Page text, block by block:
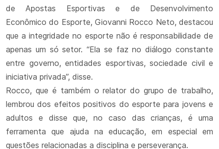
de Apostas Esportivas e de Desenvolvimento
Econômico do Esporte, Giovanni Rocco Neto, destacou
que a integridade no esporte não é responsabilidade de
apenas um só setor. “Ela se faz no diálogo constante
entre governo, entidades esportivas, sociedade civil e
iniciativa privada”, disse.
Rocco, que é também o relator do grupo de trabalho,
lembrou dos efeitos positivos do esporte para jovens e
adultos e disse que, no caso das crianças, é uma
ferramenta que ajuda na educação, em especial em
questões relacionadas a disciplina e perseverança.